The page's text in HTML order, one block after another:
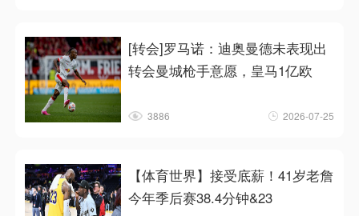
[转会]罗马诺：迪奥曼德未表现出
转会曼城枪手意愿，皇马1亿欧
3886 2026-07-25
【体育世界】接受底薪！41岁老詹
今年季后赛38.4分钟&23